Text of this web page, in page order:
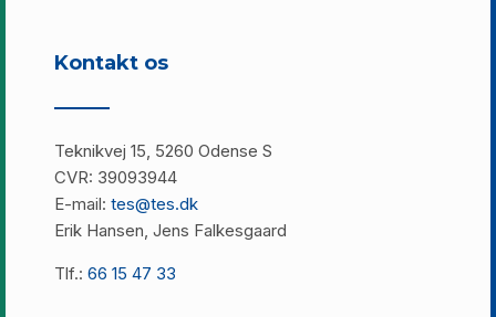
Kontakt os
Teknikvej 15, 5260 Odense S
CVR: 39093944
E-mail: tes@tes.dk
Erik Hansen, Jens Falkesgaard
Tlf.: 66 15 47 33